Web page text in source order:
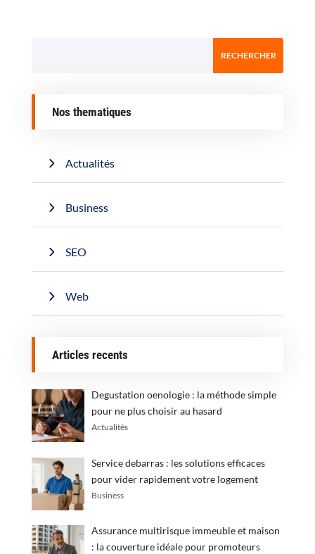
Nos thematiques
Actualités
Business
SEO
Web
Articles recents
Degustation oenologie : la méthode simple
pour ne plus choisir au hasard
Actualités
Service debarras : les solutions efficaces
pour vider rapidement votre logement
Business
Assurance multirisque immeuble et maison
: la couverture idéale pour promoteurs